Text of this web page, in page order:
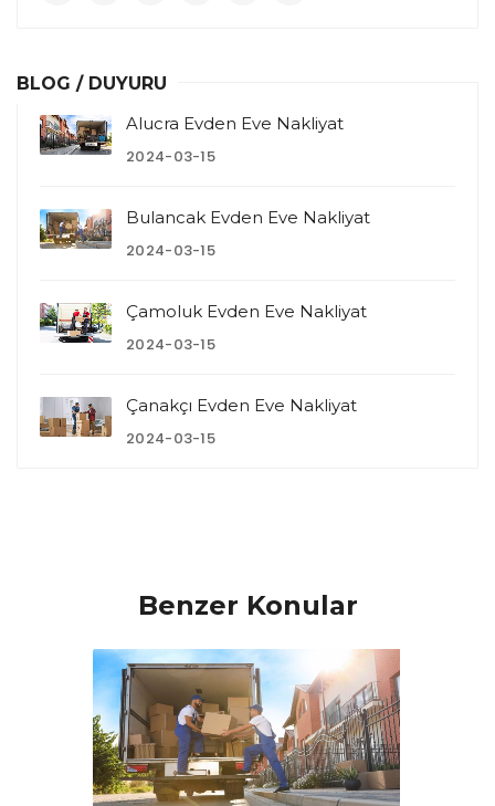
BLOG / DUYURU
Alucra Evden Eve Nakliyat
2024-03-15
Bulancak Evden Eve Nakliyat
2024-03-15
Çamoluk Evden Eve Nakliyat
2024-03-15
Çanakçı Evden Eve Nakliyat
2024-03-15
Benzer Konular